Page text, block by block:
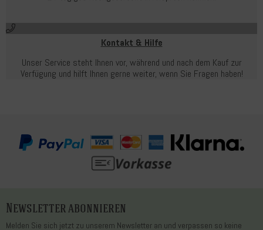
Kontakt & Hilfe
Unser Service steht Ihnen vor, während und nach dem Kauf zur
Verfügung und hilft Ihnen gerne weiter, wenn Sie Fragen haben!
Newsletter abonnieren
Melden Sie sich jetzt zu unserem Newsletter an und verpassen so keine